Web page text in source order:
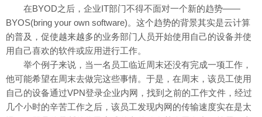
在BYOD之后，企业IT部门不得不面对一个新的趋势——
BYOS(bring your own software)。这个趋势的背景其实是云计算
的普及，促使越来越多的业务部门人员开始使用自己的设备并使
用自己喜欢的软件或应用进行工作。
举个例子来说，当一名员工临近周末还没有完成一项工作，
他可能希望在周末去做完这些事情。于是，在周末，该员工使用
自己的设备通过VPN登录企业内网，找到之前的工作文件，经过
几个小时的辛苦工作之后，该员工发现内网的传输速度实在是太